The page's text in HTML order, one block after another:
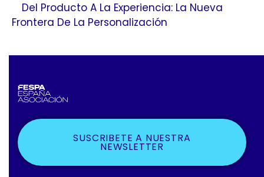
Del Producto A La Experiencia: La Nueva
Frontera De La Personalización
SUSCRIBETE A NUESTRA
NEWSLETTER